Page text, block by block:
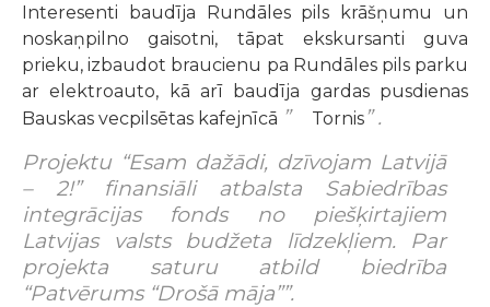
Interesenti baudīja Rundāles pils krāšņumu un
noskaņpilno gaisotni, tāpat ekskursanti guva
prieku, izbaudot braucienu pa Rundāles pils parku
ar elektroauto, kā arī baudīja gardas pusdienas
Bauskas vecpilsētas kafejnīcā ” Tornis” .
Projektu “Esam dažādi, dzīvojam Latvijā
– 2!” finansiāli atbalsta Sabiedrības
integrācijas fonds no piešķirtajiem
Latvijas valsts budžeta līdzekļiem. Par
projekta saturu atbild biedrība
“Patvērums “Drošā māja””.